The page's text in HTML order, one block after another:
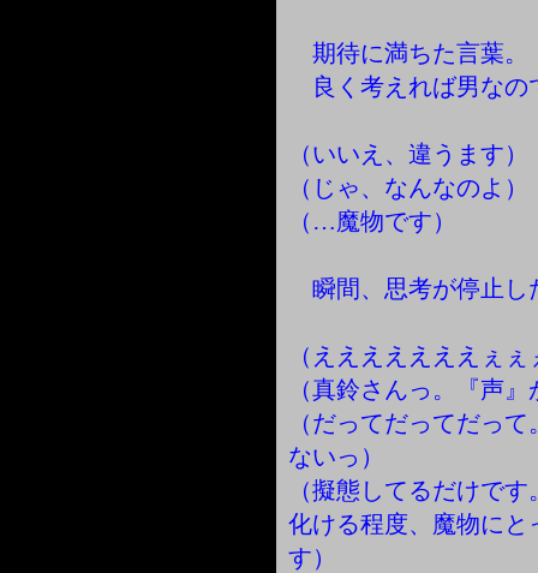
期待に満ちた言葉。
良く考えれば男なの
（いいえ、違うます）
（じゃ、なんなのよ）
（…魔物です）
瞬間、思考が停止し
（えええええええぇ
（真鈴さんっ。『声
（だってだってだっ
ないっ）
（擬態してるだけで
化ける程度、魔物に
す）